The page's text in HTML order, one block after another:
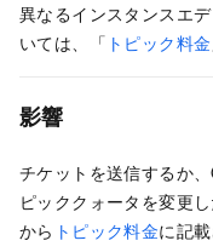
異なるインスタンスエ
いては、「 トピック料金
影響
チケットを送信するか
ピッククォータを変更
から トピック料金に記